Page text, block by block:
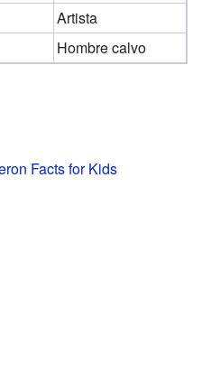
Artista
Hombre calvo
Facts for Kids